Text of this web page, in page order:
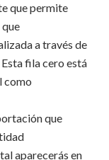
que permite
a través de
fila cero está
como
que
aparecerás en